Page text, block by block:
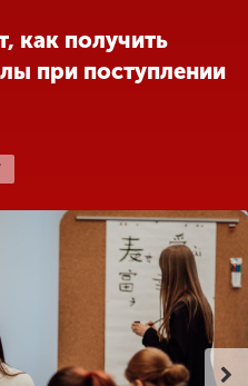
как получить
при поступлении